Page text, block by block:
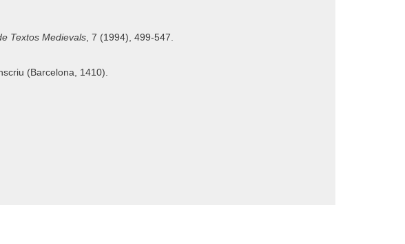
Textos Medievals, 7 (1994), 499-547.
(Barcelona, 1410).